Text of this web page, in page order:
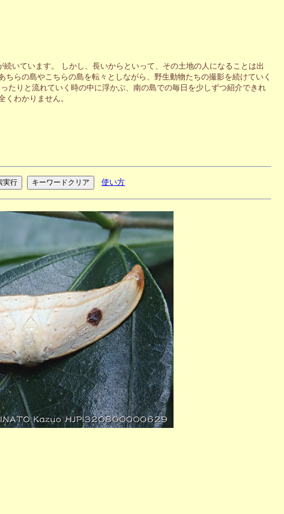
いています。 しかし、長いからといって、その土地の人になることは出
らの島やこちらの島を転々としながら、野生動物たちの撮影を続けていく
たりと流れていく時の中に浮かぶ、南の島での毎日を少しずつ紹介できれ
わかりません。
使い方